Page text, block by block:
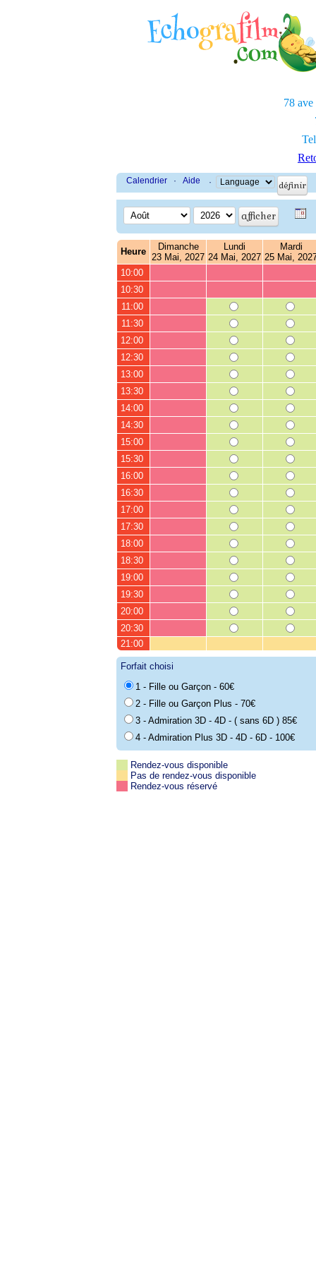
78 ave
Calendrier · Aide ·
Heure
Dimanche
23 Mai, 2027
Lundi
24 Mai, 2027
Mardi
25 Mai,
10:00
10:30
11:00
11:30
12:00
12:30
13:00
13:30
14:00
14:30
15:00
15:30
16:00
16:30
17:00
17:30
18:00
18:30
19:00
19:30
20:00
20:30
21:00
Forfait choisi
1 - Fille ou Garçon - 60€
2 - Fille ou Garçon Plus - 70€
3 - Admiration 3D - 4D - ( sans 6D ) 85€
4 - Admiration Plus 3D - 4D - 6D - 100€
Rendez-vous disponible
Pas de rendez-vous disponible
Rendez-vous réservé